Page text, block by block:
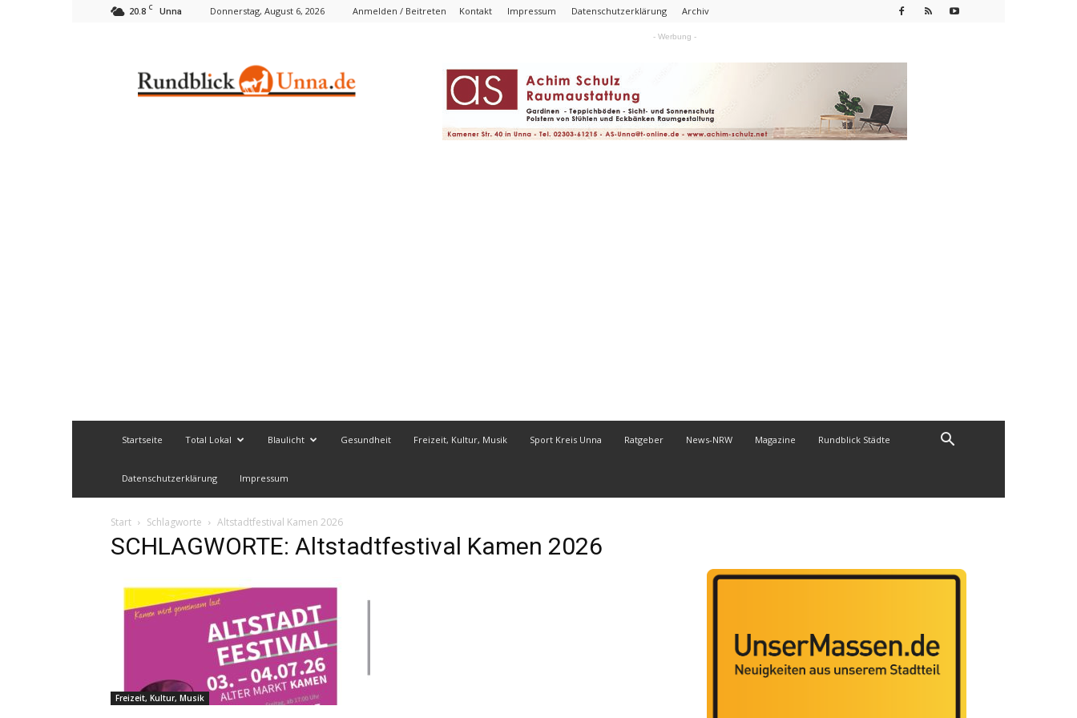
20.8 C Unna Donnerstag, August 6, 2026 Anmelden / Beitreten Kontakt Impressum Datenschutzerklärung Archiv
- Werbung -
Startseite Total Lokal Blaulicht Gesundheit Freizeit, Kultur, Musik Sport Kreis Unna Ratgeber News-NRW Magazine Rundblick Städte
Datenschutzerklärung Impressum
Start Schlagworte Altstadtfestival Kamen 2026
SCHLAGWORTE: Altstadtfestival Kamen 2026
Freizeit, Kultur, Musik